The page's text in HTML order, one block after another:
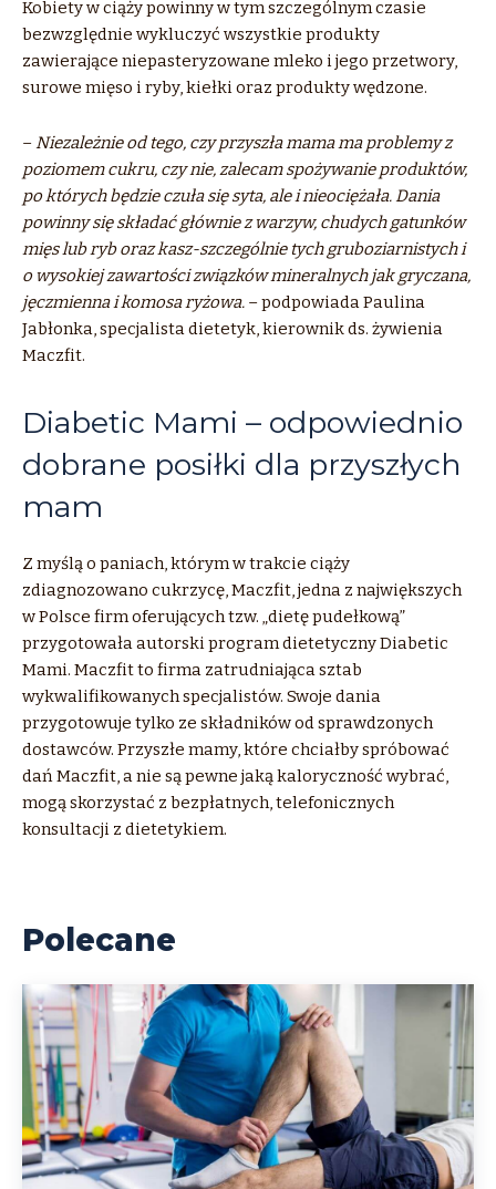
Kobiety w ciąży powinny w tym szczególnym czasie
bezwzględnie wykluczyć wszystkie produkty
zawierające niepasteryzowane mleko i jego przetwory,
surowe mięso i ryby, kiełki oraz produkty wędzone.
–Niezależnie od tego, czy przyszła mama ma problemy z
poziomem cukru, czy nie, zalecam spożywanie produktów,
po których będzie czuła się syta, ale i nieociężała. Dania
powinny się składać głównie z warzyw, chudych gatunków
mięs lub ryb oraz kasz-szczególnie tych gruboziarnistych i
o wysokiej zawartości związków mineralnych jak gryczana,
jęczmienna i komosa ryżowa. – podpowiada Paulina
Jabłonka, specjalista dietetyk, kierownik ds. żywienia
Maczfit.
Diabetic Mami – odpowiednio
dobrane posiłki dla przyszłych
mam
Z myślą o paniach, którym w trakcie ciąży
zdiagnozowano cukrzycę, Maczfit, jedna z największych
w Polsce firm oferujących tzw. „dietę pudełkową”
przygotowała autorski program dietetyczny Diabetic
Mami. Maczfit to firma zatrudniająca sztab
wykwalifikowanych specjalistów. Swoje dania
przygotowuje tylko ze składników od sprawdzonych
dostawców. Przyszłe mamy, które chciałby spróbować
dań Maczfit, a nie są pewne jaką kaloryczność wybrać,
mogą skorzystać z bezpłatnych, telefonicznych
konsultacji z dietetykiem.
Polecane